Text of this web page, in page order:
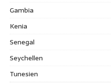
Gambia
Kenia
Senegal
Seychellen
Tunesien